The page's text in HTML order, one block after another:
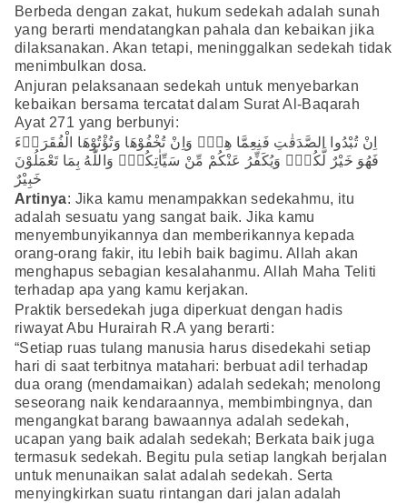
Berbeda dengan zakat, hukum sedekah adalah sunah
yang berarti mendatangkan pahala dan kebaikan jika
dilaksanakan. Akan tetapi, meninggalkan sedekah tidak
menimbulkan dosa.
Anjuran pelaksanaan sedekah untuk menyebarkan
kebaikan bersama tercatat dalam Surat Al-Baqarah
Ayat 271 yang berbunyi:
اِنْ تُبْدُوا الصَّدَقٰتِ فَنِعِمَّا هِيَۚ وَاِنْ تُخْفُوْهَا وَتُؤْتُوْهَا الْفُقَرَاۤءَ
فَهُوَ خَيْرٌ لَّكُمْۗ وَيُكَفِّرُ عَنْكُمْ مِّنْ سَيِّاٰتِكُمْۗ وَاللّٰهُ بِمَا تَعْمَلُوْنَ
خَبِيْرٌ
Artinya: Jika kamu menampakkan sedekahmu, itu
adalah sesuatu yang sangat baik. Jika kamu
menyembunyikannya dan memberikannya kepada
orang-orang fakir, itu lebih baik bagimu. Allah akan
menghapus sebagian kesalahanmu. Allah Maha Teliti
terhadap apa yang kamu kerjakan.
Praktik bersedekah juga diperkuat dengan hadis
riwayat Abu Hurairah R.A yang berarti:
“Setiap ruas tulang manusia harus disedekahi setiap
hari di saat terbitnya matahari: berbuat adil terhadap
dua orang (mendamaikan) adalah sedekah; menolong
seseorang naik kendaraannya, membimbingnya, dan
mengangkat barang bawaannya adalah sedekah,
ucapan yang baik adalah sedekah; Berkata baik juga
termasuk sedekah. Begitu pula setiap langkah berjalan
untuk menunaikan salat adalah sedekah. Serta
menyingkirkan suatu rintangan dari jalan adalah